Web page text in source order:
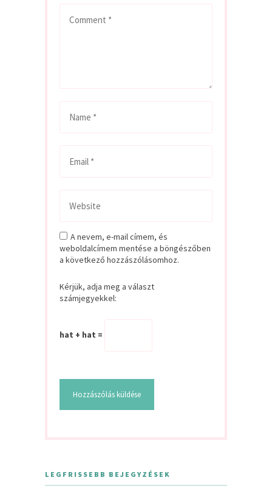
A nevem, e-mail címem, és
weboldalcímem mentése a böngészőben
a következő hozzászólásomhoz.
Kérjük, adja meg a választ
számjegyekkel:
hat + hat =
LEGFRISSEBB BEJEGYZÉSEK